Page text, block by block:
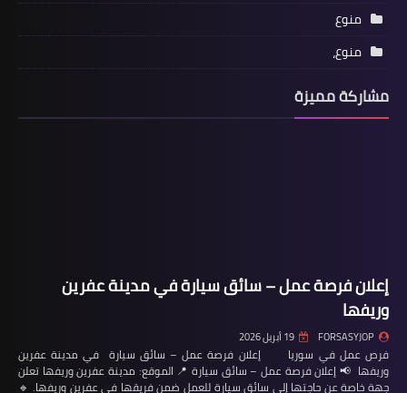
منوع
منوع،
مشاركة مميزة
إعلان فرصة عمل – سائق سيارة في مدينة عفرين
وريفها
FORSASYJOP 19 أبريل 2026
فرص عمل في سوريا إعلان فرصة عمل – سائق سيارة في مدينة عفرين
وريفها 📢 إعلان فرصة عمل – سائق سيارة 📍 الموقع: مدينة عفرين وريفها تعلن
جهة خاصة عن حاجتها إلى سائق سيارة للعمل ضمن فريقها في عفرين وريفها. 🔹